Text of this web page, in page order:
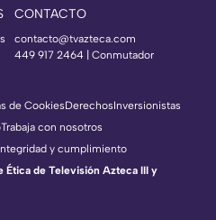
CONTACTO
contacto@tvazteca.com
449 917 2464 | Conmutador
de CookiesDerechosInversionistas
Trabaja con nosotros
y cumplimiento
de Televisión Azteca III y